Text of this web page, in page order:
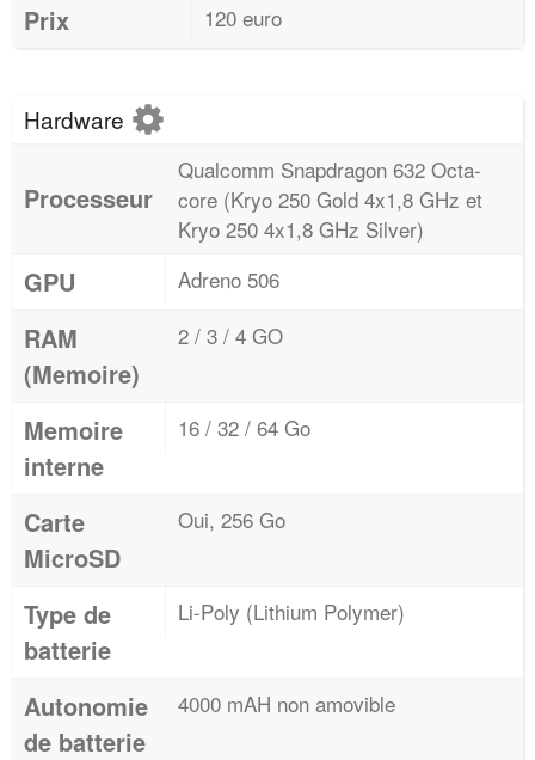
Prix 120 euro
Hardware
Processeur
Qualcomm Snapdragon 632 Octa-
core (Kryo 250 Gold 4x1,8 GHz et
Kryo 250 4x1,8 GHz Silver)
GPU Adreno 506
RAM
(Memoire)
2 / 3 / 4 GO
Memoire
interne
16 / 32 / 64 Go
Carte
MicroSD
Oui, 256 Go
Type de
batterie
Li-Poly (Lithium Polymer)
Autonomie
de batterie
4000 mAH non amovible